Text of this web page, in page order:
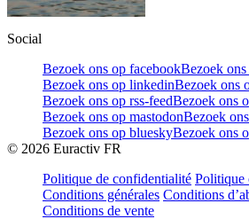
Social
Bezoek ons op facebookBezoek
Bezoek ons op linkedinBezoek ons
Bezoek ons op rss-feedBezoek ons
Bezoek ons op mastodonBezoek
Bezoek ons op blueskyBezoek ons
© 2026 Euractiv FR
Politique de confidentialité Politique
Conditions générales Conditions
Conditions de vente